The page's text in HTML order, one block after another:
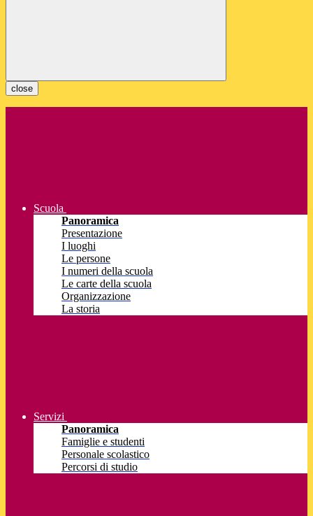
close
Scuola
Panoramica
Presentazione
I luoghi
Le persone
I numeri della scuola
Le carte della scuola
Organizzazione
La storia
Servizi
Panoramica
Famiglie e studenti
Personale scolastico
Percorsi di studio